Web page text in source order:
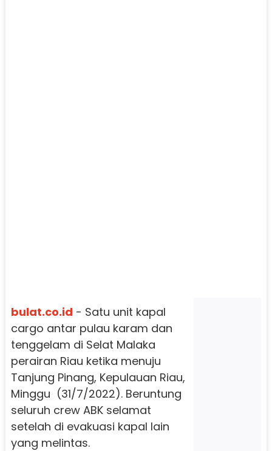
bulat.co.id - Satu unit kapal
cargo antar pulau karam dan
tenggelam di Selat Malaka
perairan Riau ketika menuju
Tanjung Pinang, Kepulauan Riau,
Minggu (31/7/2022). Beruntung
seluruh crew ABK selamat
setelah di evakuasi kapal lain
yang melintas.